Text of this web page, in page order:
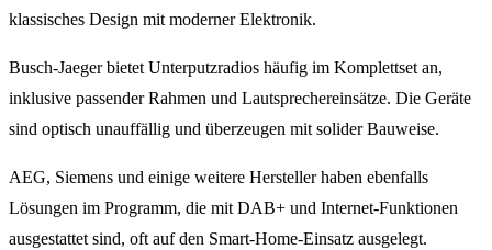
klassisches Design mit moderner Elektronik.
Busch-Jaeger bietet Unterputzradios häufig im Komplettset an,
inklusive passender Rahmen und Lautsprechereinsätze. Die Geräte
sind optisch unauffällig und überzeugen mit solider Bauweise.
AEG, Siemens und einige weitere Hersteller haben ebenfalls
Lösungen im Programm, die mit DAB+ und Internet-Funktionen
ausgestattet sind, oft auf den Smart-Home-Einsatz ausgelegt.